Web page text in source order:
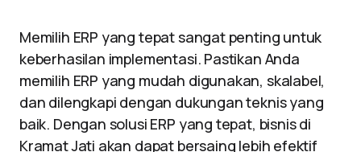
Memilih ERP yang tepat sangat penting untuk
keberhasilan implementasi. Pastikan Anda
memilih ERP yang mudah digunakan, skalabel,
dan dilengkapi dengan dukungan teknis yang
baik. Dengan solusi ERP yang tepat, bisnis di
Kramat Jati akan dapat bersaing lebih efektif